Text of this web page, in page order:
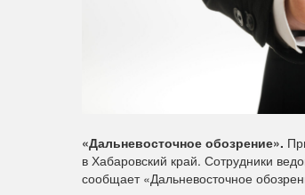
«Дальневосточное обозрение».
в Хабаровский край. Сотрудники
сообщает «Дальневосточное